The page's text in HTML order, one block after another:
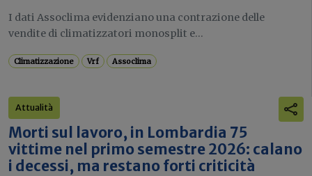
I dati Assoclima evidenziano una contrazione delle
vendite di climatizzatori monosplit e...
Climatizzazione Vrf Assoclima
Attualità
Morti sul lavoro, in Lombardia 75
vittime nel primo semestre 2026: calano
i decessi, ma restano forti criticità